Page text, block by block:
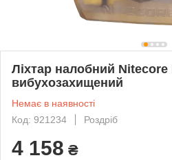
Ліхтар налобний Nitecore
вибухозахищений
Немає в наявності
Код: 921234
Роздріб
4 158 ₴